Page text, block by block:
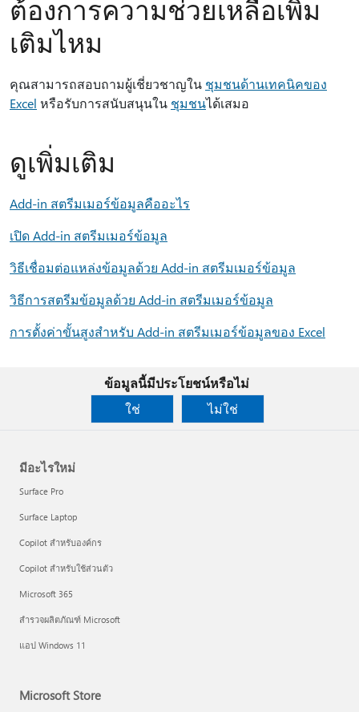
ต้องการความช่วยเหลือเพิ่ม
เติมไหม
คุณสามารถสอบถามผู้เชี่ยวชาญใน ชุมชนด้านเทคนิคของ
Excel หรือรับการสนับสนุนใน ชุมชนได้เสมอ
ดูเพิ่มเติม
Add-in สตรีมเมอร์ข้อมูลคืออะไร
เปิด Add-in สตรีมเมอร์ข้อมูล
วิธีเชื่อมต่อแหล่งข้อมูลด้วย Add-in สตรีมเมอร์ข้อมูล
วิธีการสตรีมข้อมูลด้วย Add-in สตรีมเมอร์ข้อมูล
การตั้งค่าขั้นสูงสําหรับ Add-in สตรีมเมอร์ข้อมูลของ Excel
ข้อมูลนี้มีประโยชน์หรือไม่
ใช่
ไม่ใช่
มีอะไรใหม่
Surface Pro
Surface Laptop
Copilot สำหรับองค์กร
Copilot สำหรับใช้ส่วนตัว
Microsoft 365
สำรวจผลิตภัณฑ์ Microsoft
แอป Windows 11
Microsoft Store